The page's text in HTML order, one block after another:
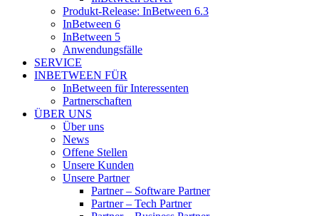
Produkt-Release: InBetween 6.3
InBetween 6
InBetween 5
Anwendungsfälle
SERVICE
INBETWEEN FÜR
InBetween für Interessenten
Partnerschaften
ÜBER UNS
Über uns
News
Offene Stellen
Unsere Kunden
Unsere Partner
Partner – Software Partner
Partner – Tech Partner